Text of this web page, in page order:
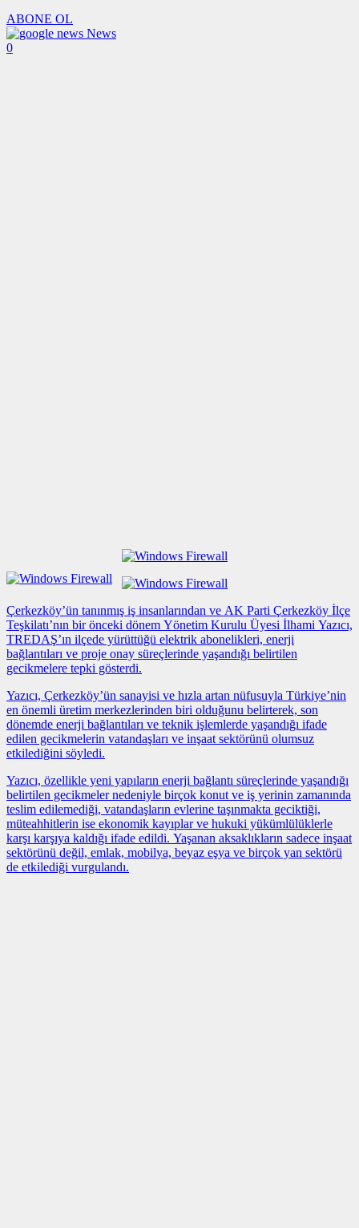
ABONE OL
News
0
Çerkezköy’ün tanınmış iş insanlarından ve AK Parti Çerkezköy İlçe
Teşkilatı’nın bir önceki dönem Yönetim Kurulu Üyesi İlhami Yazıcı,
TREDAŞ’ın ilçede yürüttüğü elektrik abonelikleri, enerji
bağlantıları ve proje onay süreçlerinde yaşandığı belirtilen
gecikmelere tepki gösterdi.
Yazıcı, Çerkezköy’ün sanayisi ve hızla artan nüfusuyla Türkiye’nin
en önemli üretim merkezlerinden biri olduğunu belirterek, son
dönemde enerji bağlantıları ve teknik işlemlerde yaşandığı ifade
edilen gecikmelerin vatandaşları ve inşaat sektörünü olumsuz
etkilediğini söyledi.
Yazıcı, özellikle yeni yapıların enerji bağlantı süreçlerinde yaşandığı
belirtilen gecikmeler nedeniyle birçok konut ve iş yerinin zamanında
teslim edilemediği, vatandaşların evlerine taşınmakta geciktiği,
müteahhitlerin ise ekonomik kayıplar ve hukuki yükümlülüklerle
karşı karşıya kaldığı ifade edildi. Yaşanan aksaklıkların sadece inşaat
sektörünü değil, emlak, mobilya, beyaz eşya ve birçok yan sektörü
de etkilediği vurgulandı.